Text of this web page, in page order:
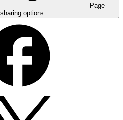
Page
sharing options